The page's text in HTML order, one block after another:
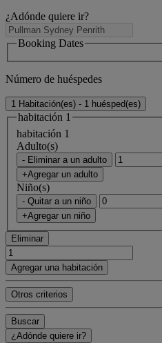
¿Adónde quiere ir?
Booking Dates
Número de huéspedes
1 Habitación(es) - 1 huésped(es)
habitación 1
habitación 1
Adulto(s)
- Eliminar a un adulto
+Agregar un adulto
Niño(s)
- Quitar a un niño
+Agregar un niño
Eliminar
Agregar una habitación
Otros criterios
Buscar
¿Adónde quiere ir?